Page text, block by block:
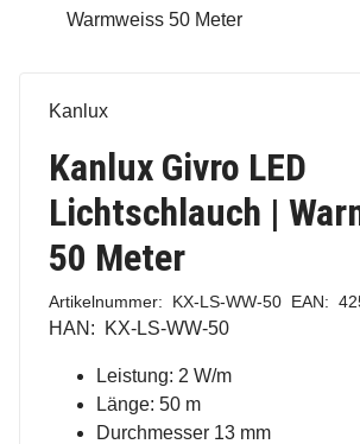
Kanlux
Kanlux Givro LED
Lichtschlauch |
50 Meter
Artikelnummer: KX-LS-WW-50 EAN:
HAN: KX-LS-WW-50
Leistung: 2 W/m
Länge: 50 m
Durchmesser 13 mm